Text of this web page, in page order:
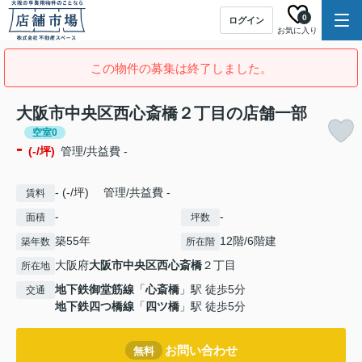
ログイン
お気に入り
0
この物件の募集は終了しました。
大阪市中央区西心斎橋２丁目の店舗一部
空室0
- (-/坪) 管理/共益費 -
賃料 - (-/坪) 管理/共益費 -
面積 - 坪数 -
築年数 築55年 所在階 12階/6階建
所在地 大阪府大阪市中央区西心斎橋２丁目
交通 地下鉄御堂筋線 「心斎橋 」駅 徒歩5分
地下鉄四つ橋線 「 四ツ橋 」駅 徒歩5分
無料 お問い合わせ